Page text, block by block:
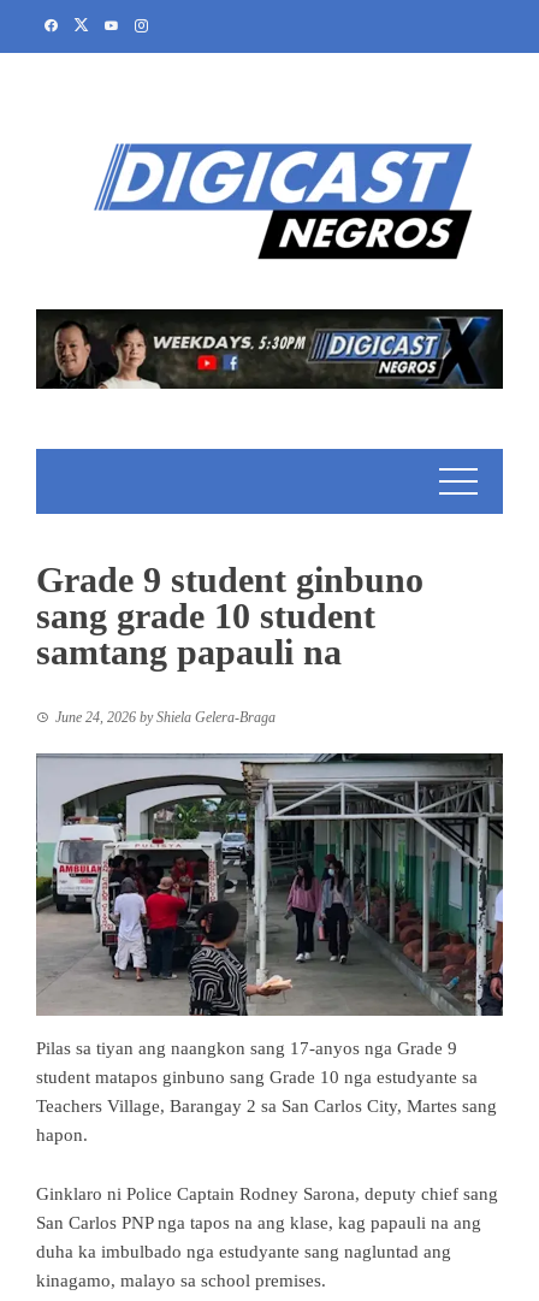
Grade 9 student ginbuno
sang grade 10 student
samtang papauli na
June 24, 2026 byShiela Gelera-Braga
Pilas sa tiyan ang naangkon sang 17-anyos nga Grade 9
student matapos ginbuno sang Grade 10 nga estudyante sa
Teachers Village, Barangay 2 sa San Carlos City, Martes sang
hapon.
Ginklaro ni Police Captain Rodney Sarona, deputy chief sang
San Carlos PNP nga tapos na ang klase, kag papauli na ang
duha ka imbulbado nga estudyante sang nagluntad ang
kinagamo, malayo sa school premises.